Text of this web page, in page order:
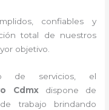
confiables y
total de nuestros
objetivo.
de servicios, el
Cdmxdispone de
trabajo brindando